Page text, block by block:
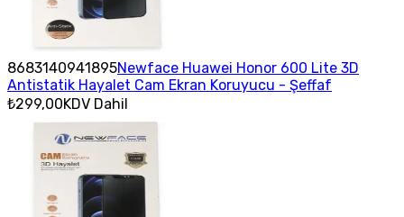
8683140941895Newface Huawei Honor 600 Lite 3D
Antistatik Hayalet Cam Ekran Koruyucu - Şeffaf
₺299,00KDV Dahil